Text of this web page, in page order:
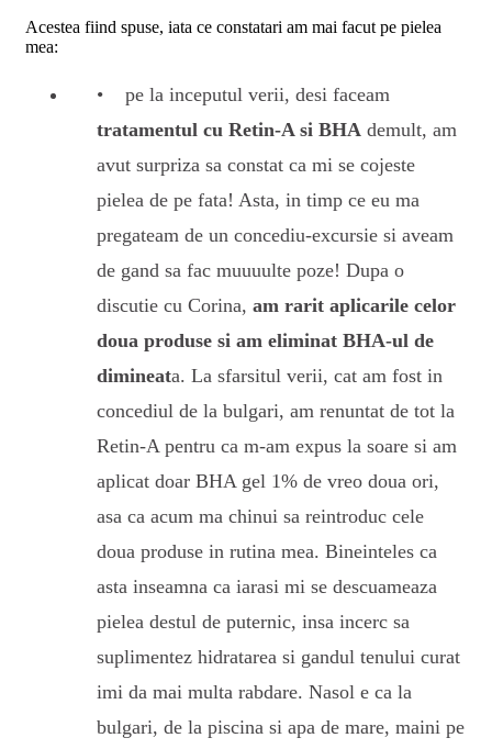
Acestea fiind spuse, iata ce constatari am mai facut pe pielea
mea:
pe la inceputul verii, desi faceam
tratamentul cu Retin-A si BHA demult, am
avut surpriza sa constat ca mi se cojeste
pielea de pe fata! Asta, in timp ce eu ma
pregateam de un concediu-excursie si aveam
de gand sa fac muuuulte poze! Dupa o
discutie cu Corina, am rarit aplicarile celor
doua produse si am eliminat BHA-ul de
dimineata. La sfarsitul verii, cat am fost in
concediul de la bulgari, am renuntat de tot la
Retin-A pentru ca m-am expus la soare si am
aplicat doar BHA gel 1% de vreo doua ori,
asa ca acum ma chinui sa reintroduc cele
doua produse in rutina mea. Bineinteles ca
asta inseamna ca iarasi mi se descuameaza
pielea destul de puternic, insa incerc sa
suplimentez hidratarea si gandul tenului curat
imi da mai multa rabdare. Nasol e ca la
bulgari, de la piscina si apa de mare, maini pe